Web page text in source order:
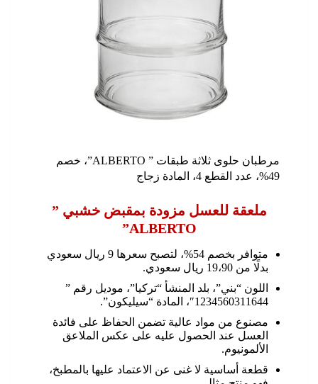
مرطبان حلوى ثلاثة طبقات ” ALBERTO”، خصم
49%، عدد القطع 4، المادة زجاج
ملعقة للعسل مزودة بمقبض خشبي ”
ALBERTO”
متوافر بخصم 54%، لتصبح سعرها 9 ريال سعودي
بدلًا من 19،90 ريال سعودي.
اللون “بني”، بلد المنشأ “تركيا”، موديل رقم ”
1234560311644″، المادة “سيليكون”.
مصنوع من مواد عالية تضمن الحفاظ على فائدة
العسل عند الحصول عليه على عكس الملاعق
الألمونيوم.
قطعة أساسية لا غنى عن الاعتماد عليها بالمطبخ،